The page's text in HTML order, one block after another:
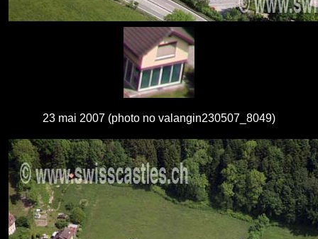
23 mai 2007 (photo no valangin230507_8049)